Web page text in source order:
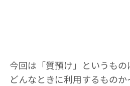
今回は「質預け」というもの
どんなときに利用するもの